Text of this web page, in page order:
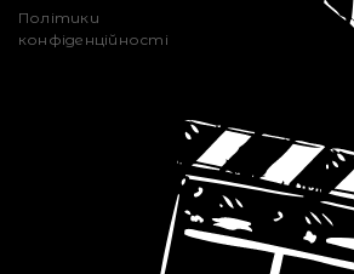
Політики
конфіденційності